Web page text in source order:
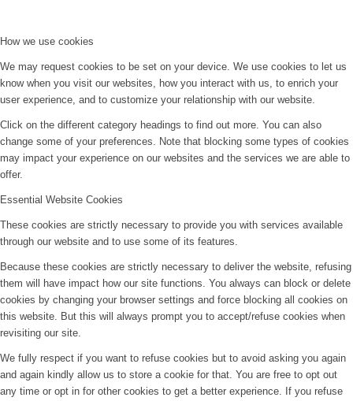
How we use cookies
We may request cookies to be set on your device. We use cookies to let us
know when you visit our websites, how you interact with us, to enrich your
user experience, and to customize your relationship with our website.
Click on the different category headings to find out more. You can also
change some of your preferences. Note that blocking some types of cookies
may impact your experience on our websites and the services we are able to
offer.
Essential Website Cookies
These cookies are strictly necessary to provide you with services available
through our website and to use some of its features.
Because these cookies are strictly necessary to deliver the website, refusing
them will have impact how our site functions. You always can block or delete
cookies by changing your browser settings and force blocking all cookies on
this website. But this will always prompt you to accept/refuse cookies when
revisiting our site.
We fully respect if you want to refuse cookies but to avoid asking you again
and again kindly allow us to store a cookie for that. You are free to opt out
any time or opt in for other cookies to get a better experience. If you refuse